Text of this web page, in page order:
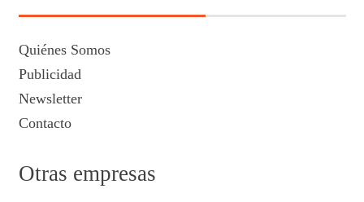
Quiénes Somos
Publicidad
Newsletter
Contacto
Otras empresas